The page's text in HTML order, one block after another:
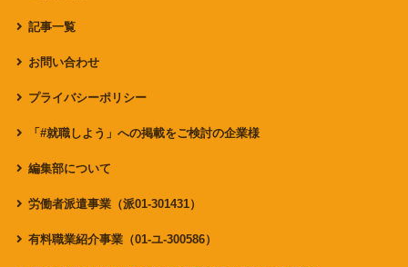
記事一覧
お問い合わせ
プライバシーポリシー
「#就職しよう」への掲載をご検討の企業様
編集部について
労働者派遣事業（派01-301431）
有料職業紹介事業（01-ユ-300586）